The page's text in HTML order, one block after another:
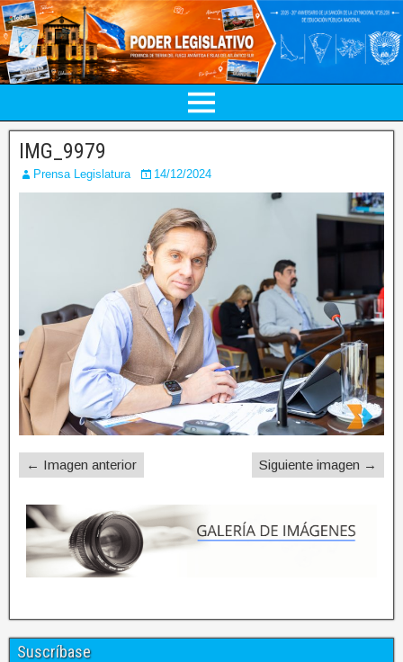
IMG_9979
Prensa Legislatura 14/12/2024
← Imagen anterior Siguiente imagen →
Suscríbase